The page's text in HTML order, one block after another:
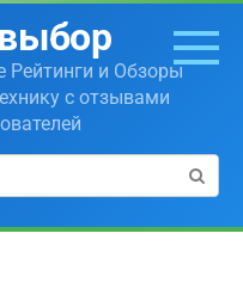
Рейтинги и Обзоры
с отзывами